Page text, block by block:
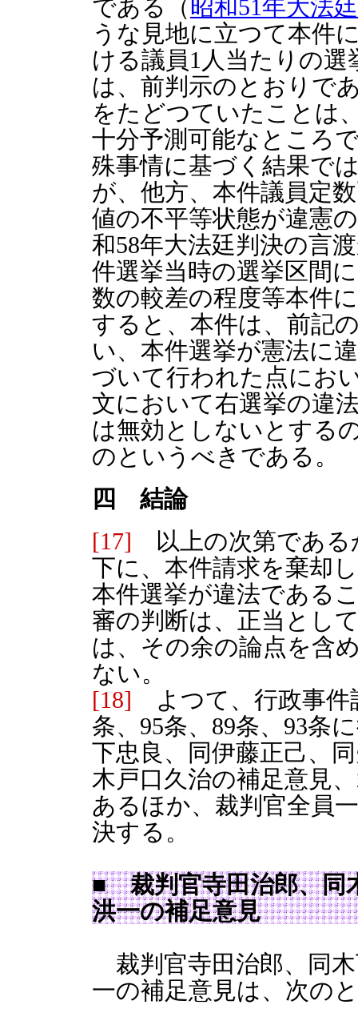
である（昭和51年大法
うな見地に立つて本件
ける議員1人当たりの
は、前判示のとおりで
をたどつていたことは
十分予測可能なところ
殊事情に基づく結果で
が、他方、本件議員定
値の不平等状態が違憲
和58年大法廷判決の言
件選挙当時の選挙区間
数の較差の程度等本件
すると、本件は、前記
い、本件選挙が憲法に
づいて行われた点にお
文において右選挙の違
は無効としないとする
のというべきである。
四 結論
[17] 以上の次第である
下に、本件請求を棄却
本件選挙が違法である
審の判断は、正当とし
は、その余の論点を含
ない。
[18] よつて、行政事件
条、95条、89条、93条
下忠良、同伊藤正己、
木戸口久治の補足意見
あるほか、裁判官全員
決する。
■ 裁判官寺田治郎、同
洪一の補足意見
裁判官寺田治郎、同
一の補足意見は、次の